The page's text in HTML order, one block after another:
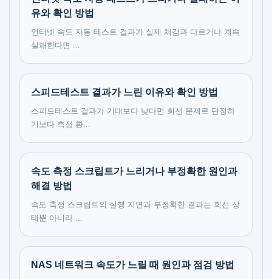
유와 확인 방법
인터넷 속도 자동 테스트 결과가 실제 체감과 다르거나 계속
실패한다면 ...
스피드테스트 결과가 느린 이유와 확인 방법
스피드테스트 결과가 기대보다 낮다면 회선 문제로 단정하
기보다 측정 환...
속도 측정 스크립트가 느리거나 부정확한 원인과
해결 방법
속도 측정 스크립트의 실행 지연과 부정확한 결과는 회선 상
태뿐 아니라 ...
NAS 네트워크 속도가 느릴 때 원인과 점검 방법